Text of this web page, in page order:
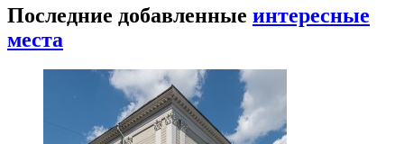
Последние добавленные интересные
места